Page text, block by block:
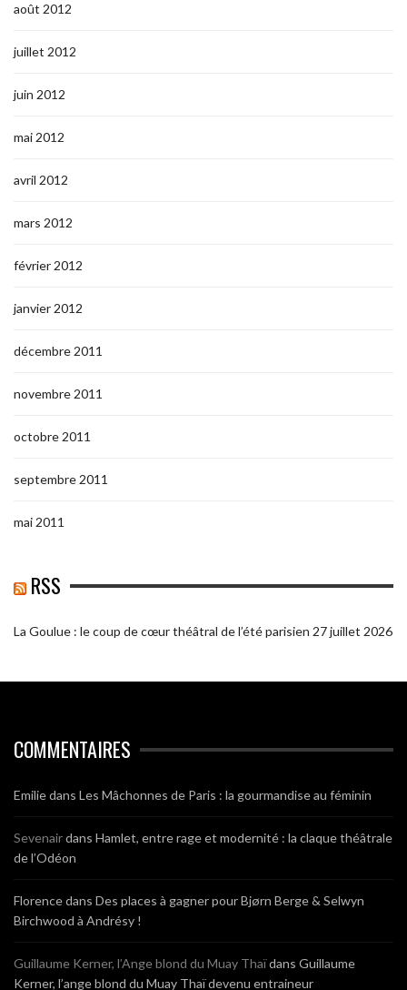
août 2012
juillet 2012
juin 2012
mai 2012
avril 2012
mars 2012
février 2012
janvier 2012
décembre 2011
novembre 2011
octobre 2011
septembre 2011
mai 2011
RSS
La Goulue : le coup de cœur théâtral de l’été parisien 27 juillet 2026
COMMENTAIRES
Emiliedans Les Mâchonnes de Paris : la gourmandise au féminin
Sevenairdans Hamlet, entre rage et modernité : la claque théâtrale
de l’Odéon
Florencedans Des places à gagner pour Bjørn Berge & Selwyn
Birchwood à Andrésy !
Guillaume Kerner, l’Ange blond du Muay Thaïdans Guillaume
Kerner, l’ange blond du Muay Thaï devenu entraineur